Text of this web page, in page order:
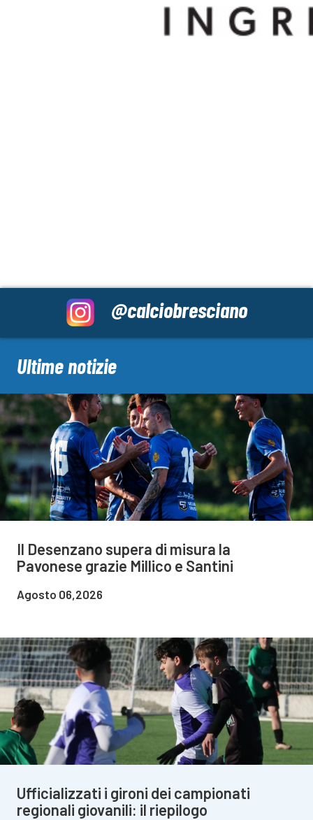
@calciobresciano
Ultime notizie
Il Desenzano supera di misura la
Pavonese grazie Millico e Santini
Agosto 06,2026
Ufficializzati i gironi dei campionati
regionali giovanili: il riepilogo